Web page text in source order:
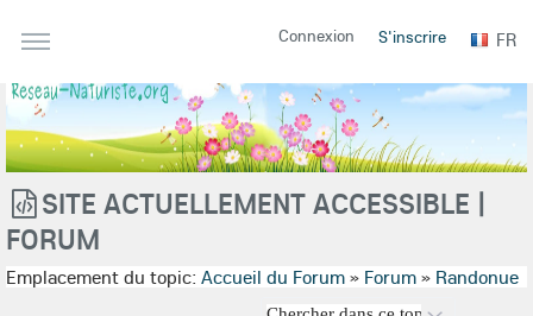
Connexion S'inscrire FR
SITE ACTUELLEMENT ACCESSIBLE |
FORUM
Emplacement du topic: Accueil du Forum » Forum » Randonue